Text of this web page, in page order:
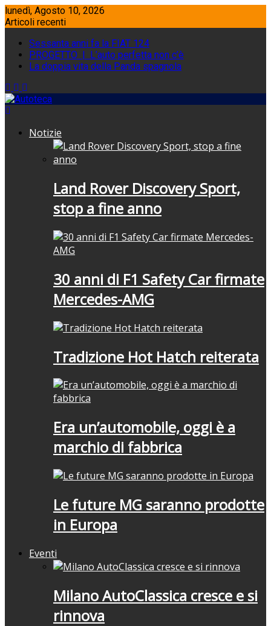
Skip
to
lunedì, Agosto 10, 2026
Articoli recenti
Sessanta anni fa la FIAT 124
PROGETTO | L’auto perfetta non c’è
La doppia vita della Panda spagnola
Notizie
Land Rover Discovery Sport,
stop a fine anno
30 anni di F1 Safety Car firmate
Mercedes-AMG
Tradizione Hot Hatch reiterata
Era un’automobile, oggi è a
marchio di fabbrica
Le future MG saranno prodotte
in Europa
Eventi
Milano AutoClassica cresce e si
rinnova